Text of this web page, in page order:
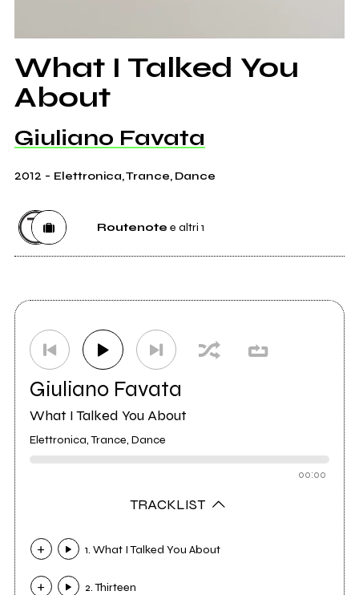
What I Talked You
About
Giuliano Favata
2012 - Elettronica, Trance, Dance
Routenote e altri 1
Giuliano Favata
What I Talked You About
Elettronica, Trance, Dance
00:00
TRACKLIST
1. What I Talked You About
2. Thirteen